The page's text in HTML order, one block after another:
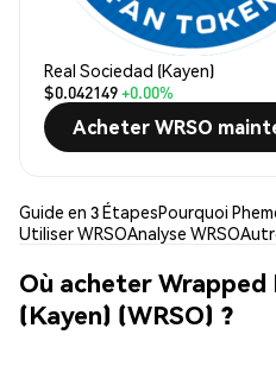
Real Sociedad (Kayen)
$0.042149+0.00%
Acheter WRSO
Guide en 3 ÉtapesPourquoi
Utiliser WRSOAnalyse WRSO
Où acheter Wrapped
(Kayen) (WRSO) ?